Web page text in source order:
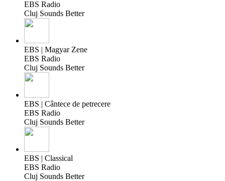
EBS Radio
Cluj Sounds Better
EBS | Magyar Zene
EBS Radio
Cluj Sounds Better
EBS | Cântece de petrecere
EBS Radio
Cluj Sounds Better
EBS | Classical
EBS Radio
Cluj Sounds Better